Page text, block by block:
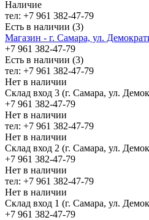
Наличие
тел: +7 961 382-47-79
Есть в наличии (3)
Магазин - г. Самара, ул.
+7 961 382-47-79
Есть в наличии (3)
тел: +7 961 382-47-79
Нет в наличии
Склад вход 3 (г. Самара, ул.
+7 961 382-47-79
Нет в наличии
тел: +7 961 382-47-79
Нет в наличии
Склад вход 2 (г. Самара, ул.
+7 961 382-47-79
Нет в наличии
тел: +7 961 382-47-79
Нет в наличии
Склад вход 1 (г. Самара, ул.
+7 961 382-47-79